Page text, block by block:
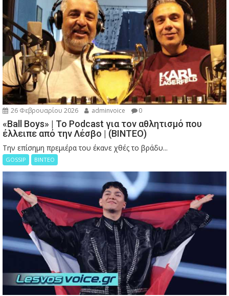
26 Φεβρουαρίου 2026 adminvoice 0
«Ball Boys» | Το Podcast για τον αθλητισμό που
έλλειπε από την Λέσβο | (ΒΙΝΤΕΟ)
Την επίσημη πρεμιέρα του έκανε χθές το βράδυ...
GOSSIP ΒΙΝΤΕΟ